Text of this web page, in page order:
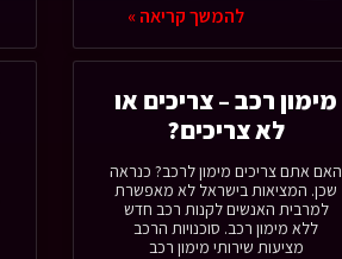
להמשך קריאה »
מימון רכב – צריכים או
לא צריכים?
האם אתם צריכים מימון לרכב? כנראה
שכן. המציאות בישראל לא מאפשרת
למרבית האנשים לקנות רכב חדש
ללא מימון רכב. סוכנויות הרכב
מציעות שירותי מימון רכב